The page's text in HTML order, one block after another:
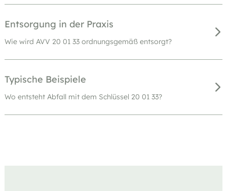
Entsorgung in der Praxis
Wie wird AVV 20 01 33 ordnungsgemäß entsorgt?
Typische Beispiele
Wo entsteht Abfall mit dem Schlüssel 20 01 33?